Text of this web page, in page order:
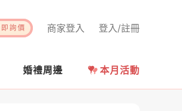
登入/註冊
商家登入
詢價
婚禮周邊 本月活動